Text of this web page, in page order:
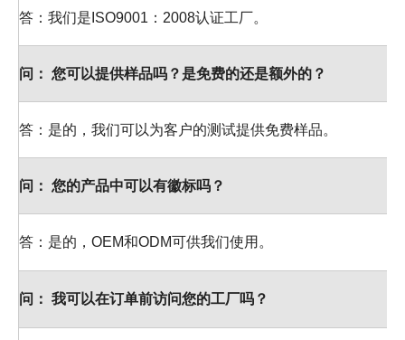
答：我们是ISO9001：2008认证工厂。
问： 您可以提供样品吗？是免费的还是额外的？
答：是的，我们可以为客户的测试提供免费样品。
问： 您的产品中可以有徽标吗？
答：是的，OEM和ODM可供我们使用。
问： 我可以在订单前访问您的工厂吗？